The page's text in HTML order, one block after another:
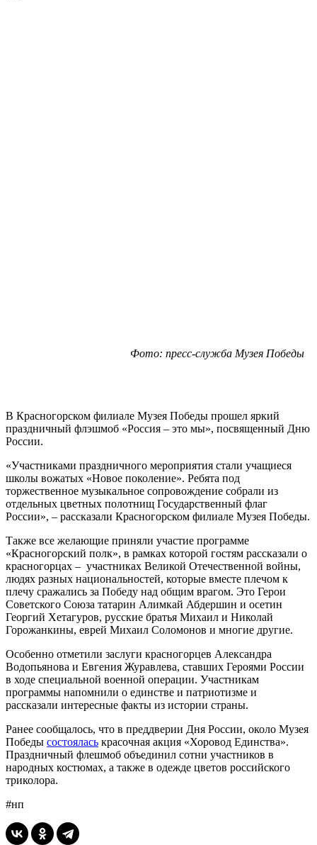
Фото: пресс-служба Музея Победы
В Красногорском филиале Музея Победы прошел яркий
праздничный флэшмоб «Россия – это мы», посвященный Дню
России.
«Участниками праздничного мероприятия стали учащиеся
школы вожатых «Новое поколение». Ребята под
торжественное музыкальное сопровождение собрали из
отдельных цветных полотнищ Государственный флаг
России», – рассказали Красногорском филиале Музея Победы.
Также все желающие приняли участие программе
«Красногорский полк», в рамках которой гостям рассказали о
красногорцах – участниках Великой Отечественной войны,
людях разных национальностей, которые вместе плечом к
плечу сражались за Победу над общим врагом. Это Герои
Советского Союза татарин Алимкай Абдершин и осетин
Георгий Хетагуров, русские братья Михаил и Николай
Горожанкины, еврей Михаил Соломонов и многие другие.
Особенно отметили заслуги красногорцев Александра
Водопьянова и Евгения Журавлева, ставших Героями России
в ходе специальной военной операции. Участникам
программы напомнили о единстве и патриотизме и
рассказали интересные факты из истории страны.
Ранее сообщалось, что в преддверии Дня России, около Музея
Победы состоялась красочная акция «Хоровод Единства».
Праздничный флешмоб объединил сотни участников в
народных костюмах, а также в одежде цветов российского
триколора.
#нп